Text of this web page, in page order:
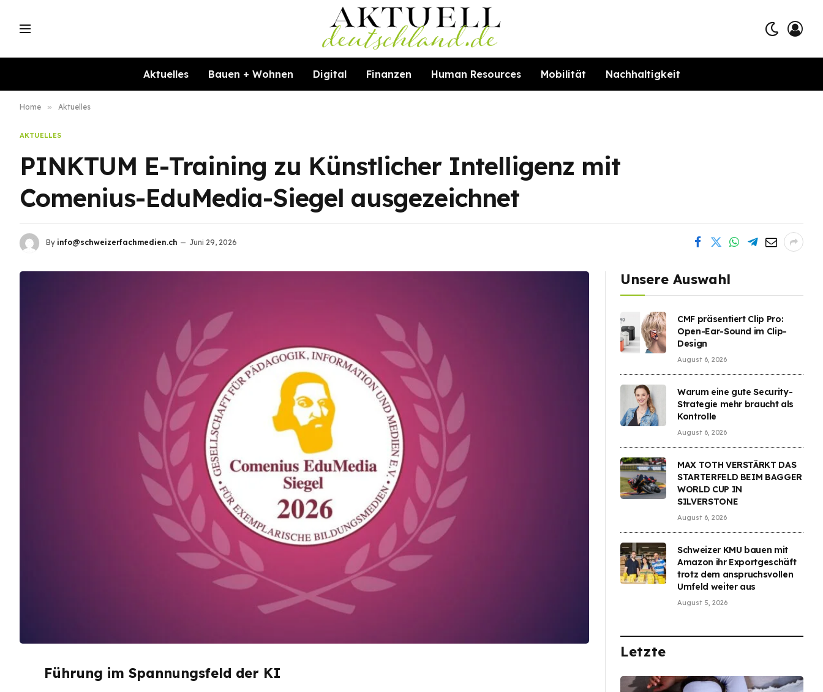
Aktuelles Bauen + Wohnen Digital Finanzen Human Resources Mobilität Nachhaltigkeit
Home » Aktuelles
AKTUELLES
PINKTUM E-Training zu Künstlicher Intelligenz mit
Comenius-EduMedia-Siegel ausgezeichnet
By info@schweizerfachmedien.ch Juni 29, 2026
Führung im Spannungsfeld der KI
Unsere Auswahl
CMF präsentiert Clip Pro:
Open-Ear-Sound im Clip-
Design
August 6, 2026
Warum eine gute Security-
Strategie mehr braucht als
Kontrolle
August 6, 2026
MAX TOTH VERSTÄRKT DAS
STARTERFELD BEIM BAGGER
WORLD CUP IN
SILVERSTONE
August 6, 2026
Schweizer KMU bauen mit
Amazon ihr Exportgeschäft
trotz dem anspruchsvollen
Umfeld weiter aus
August 5, 2026
Letzte